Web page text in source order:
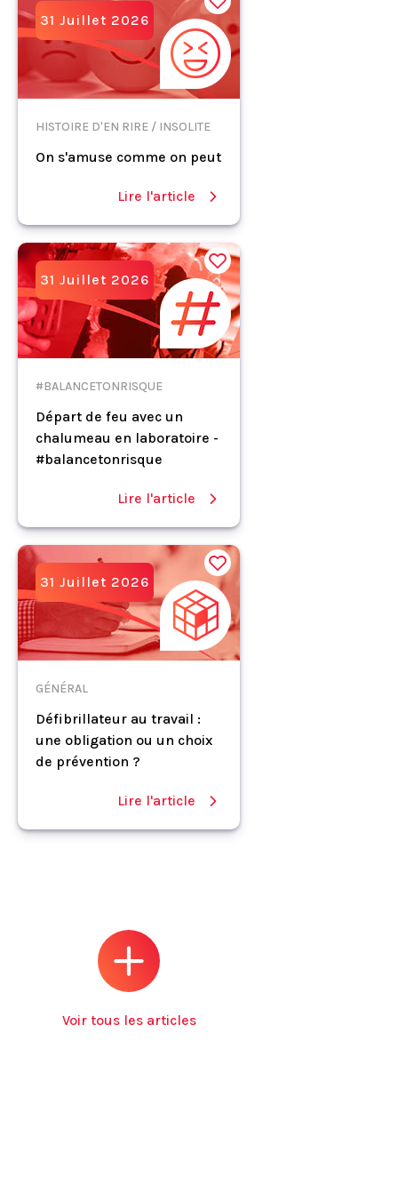
31 Juillet 2026
HISTOIRE D'EN RIRE / INSOLITE
On s'amuse comme on peut
Lire l'article
31 Juillet 2026
#BALANCETONRISQUE
Départ de feu avec un
chalumeau en laboratoire -
#balancetonrisque
Lire l'article
31 Juillet 2026
GÉNÉRAL
Défibrillateur au travail :
une obligation ou un choix
de prévention ?
Lire l'article
Voir tous les articles